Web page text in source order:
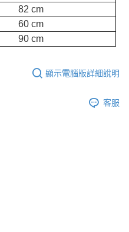
82 cm
60 cm
90 cm
顯示電腦版詳細說明
客服